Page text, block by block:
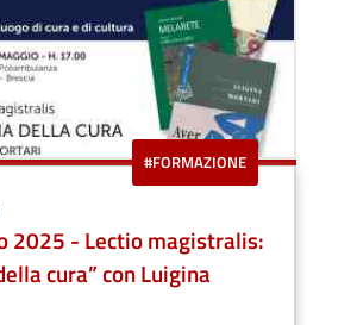
#FORMAZIONE
2025 - Lectio magistralis:
cura” con Luigina